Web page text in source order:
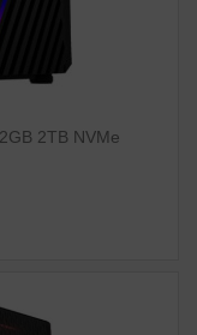
2TB NVMe